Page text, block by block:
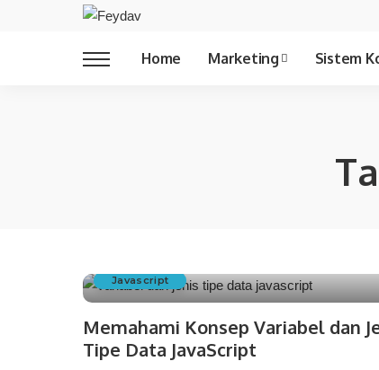
Home Marketing Sistem
Javascript
Memahami Konsep Variabel dan
Tipe Data JavaScript